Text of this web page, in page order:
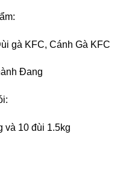
gà KFC, Cánh Gà KFC
Đang
và 10 đùi 1.5kg